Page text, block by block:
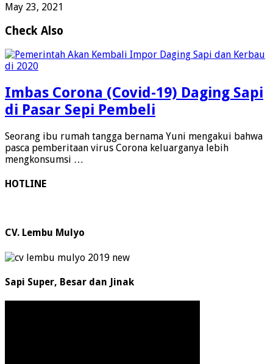
May 23, 2021
Check Also
Imbas Corona (Covid-19) Daging Sapi
di Pasar Sepi Pembeli
Seorang ibu rumah tangga bernama Yuni mengakui bahwa
pasca pemberitaan virus Corona keluarganya lebih
mengkonsumsi …
HOTLINE
CV. Lembu Mulyo
Sapi Super, Besar dan Jinak